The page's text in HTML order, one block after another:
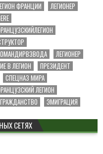
ФРАНЦИИ
ЛЕГИОНЕР
ЛЕГИОНЕР
В ЛЕГИОН
ПРЕЗИДЕНТ
СПЕЦНАЗ МИРА
ЛЕГИОН
ЭМИГРАЦИЯ
СЕТЯХ